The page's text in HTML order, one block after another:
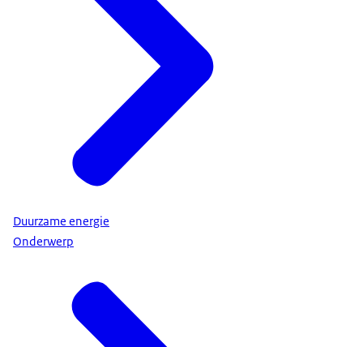
Duurzame energie
Onderwerp